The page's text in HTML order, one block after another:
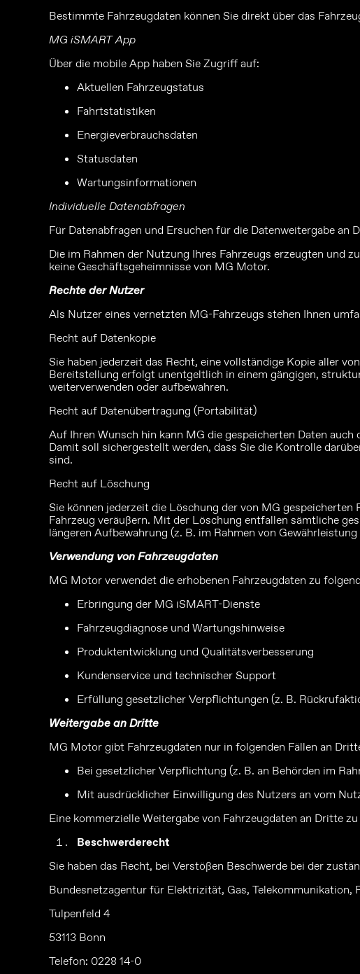
Bestimmte Fahrzeugdaten können Sie direkt über das
MG iSMART App
Über die mobile App haben Sie Zugriff auf:
Aktuellen Fahrzeugstatus
Fahrtstatistiken
Energieverbrauchsdaten
Statusdaten
Wartungsinformationen
Individuelle Datenabfragen
Für Datenabfragen und Ersuchen für die Datenweitergabe
Die im Rahmen der Nutzung Ihres Fahrzeugs erzeugten und
keine Geschäftsgeheimnisse von MG Motor.
Rechte der Nutzer
Als Nutzer eines vernetzten MG-Fahrzeugs stehen Ihnen
Recht auf Datenkopie
Sie haben jederzeit das Recht, eine vollständige Kopie aller
Bereitstellung erfolgt unentgeltlich in einem gängigen,
weiterverwenden oder aufbewahren.
Recht auf Datenübertragung (Portabilität)
Auf Ihren Wunsch hin kann MG die gespeicherten Daten
Damit soll sichergestellt werden, dass Sie die Kontrolle
sind.
Recht auf Löschung
Sie können jederzeit die Löschung der von MG
Fahrzeug veräußern. Mit der Löschung entfallen sämtliche
längeren Aufbewahrung (z. B. im Rahmen von
Verwendung von Fahrzeugdaten
MG Motor verwendet die erhobenen Fahrzeugdaten zu
Erbringung der MG iSMART-Dienste
Fahrzeugdiagnose und Wartungshinweise
Produktentwicklung und Qualitätsverbesserung
Kundenservice und technischer Support
Erfüllung gesetzlicher Verpflichtungen (z. B.
Weitergabe an Dritte
MG Motor gibt Fahrzeugdaten nur in folgenden Fällen an
Bei gesetzlicher Verpflichtung (z. B. an Behörden im
Mit ausdrücklicher Einwilligung des Nutzers an vom
Eine kommerzielle Weitergabe von Fahrzeugdaten an Dritte
Beschwerderecht
Sie haben das Recht, bei Verstößen Beschwerde bei der
Bundesnetzagentur für Elektrizität, Gas, Telekommunikation,
Tulpenfeld 4
53113 Bonn
Telefon: 0228 14-0